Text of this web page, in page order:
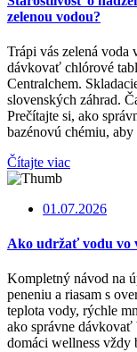
zelenou vodou?
Trápi vás zelená voda
dávkovať chlórové
Centralchem.
slovenských záhrad.
Prečítajte si, ako
bazénovú chémiu,
Čítajte viac
01.07.2026
Ako udržať vodu vo
Kompletný návod na
peneniu a riasam s
teplota vody, rýchle
ako správne
domáci wellness vždy